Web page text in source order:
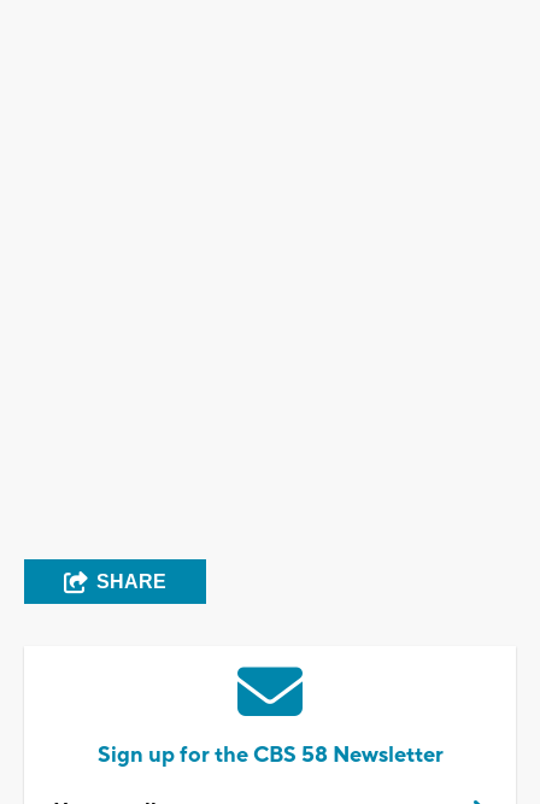
SHARE
Sign up for the CBS 58 Newsletter